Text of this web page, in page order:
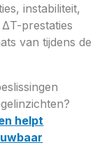
instabiliteit,
prestaties
van tijdens de
helpt